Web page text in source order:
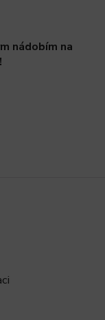
nádobím na